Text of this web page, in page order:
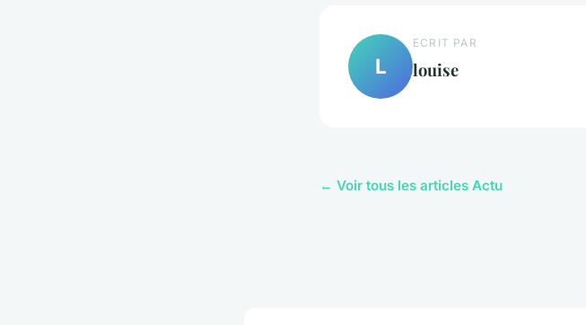
L
ECRIT PAR
louise
← Voir tous les articles Actu